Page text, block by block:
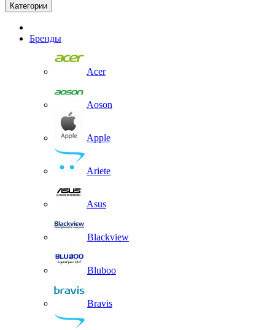
Категории
Бренды
Acer
Aoson
Apple
Ariete
Asus
Blackview
Bluboo
Bravis